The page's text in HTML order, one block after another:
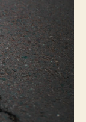
也
愛
上
它！〉
中